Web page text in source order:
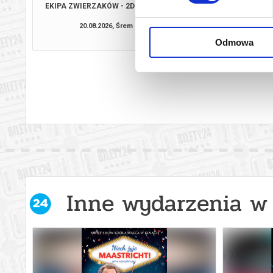
Odmowa
EKIPA ZWIERZAKÓW - 2D DUBBING
20.08.2026, Śrem
ANDRÉ RIEU.
27.08.2026,
Inne wydarzenia